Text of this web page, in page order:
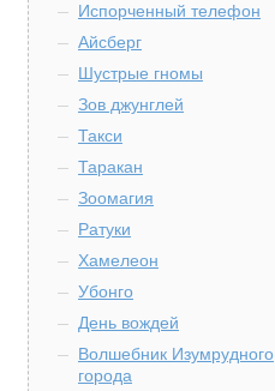
Испорченный телефон
Айсберг
Шустрые гномы
Зов джунглей
Такси
Таракан
Зоомагия
Ратуки
Хамелеон
Убонго
День вождей
Волшебник Изумрудного
города